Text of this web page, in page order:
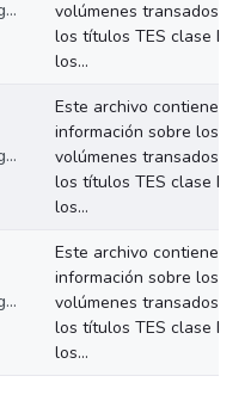
Volúmenes de negociación del 10 al 14 de noviembre de 2025
volúmenes transados de
los títulos TES clase B en
los...
Volúmenes de negociación del 04 al 07 de noviembre de 2025
Este archivo contiene
información sobre los
volúmenes transados de
los títulos TES clase B en
los...
Volúmenes de negociación del 27 al 31 de octubre de 2025
Este archivo contiene
información sobre los
volúmenes transados de
los títulos TES clase B en
los...